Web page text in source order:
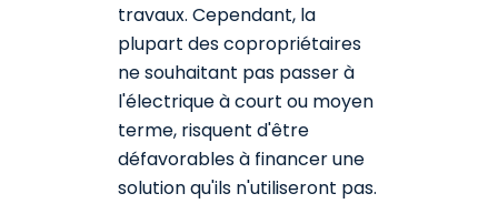
travaux. Cependant, la
plupart des copropriétaires
ne souhaitant pas passer à
l'électrique à court ou moyen
terme, risquent d'être
défavorables à financer une
solution qu'ils n'utiliseront pas.